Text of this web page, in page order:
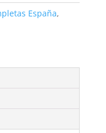
España,